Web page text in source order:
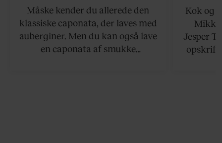
Måske kender du allerede den
klassiske caponata, der laves med
auberginer. Men du kan også lave
en caponata af smukke
Kok og
Jesper
opskrift